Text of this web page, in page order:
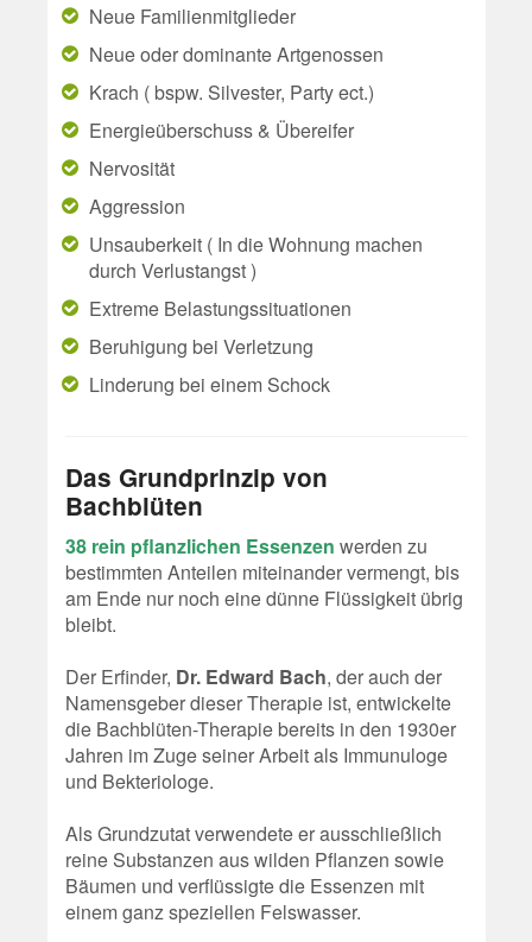
Neue Familienmitglieder
Neue oder dominante Artgenossen
Krach ( bspw. Silvester, Party ect.)
Energieüberschuss & Übereifer
Nervosität
Aggression
Unsauberkeit ( In die Wohnung machen
durch Verlustangst )
Extreme Belastungssituationen
Beruhigung bei Verletzung
Linderung bei einem Schock
Das Grundprinzip von
Bachblüten
38 rein pflanzlichen Essenzen werden zu
bestimmten Anteilen miteinander vermengt, bis
am Ende nur noch eine dünne Flüssigkeit übrig
bleibt.
Der Erfinder, Dr. Edward Bach, der auch der
Namensgeber dieser Therapie ist, entwickelte
die Bachblüten-Therapie bereits in den 1930er
Jahren im Zuge seiner Arbeit als Immunuloge
und Bekteriologe.
Als Grundzutat verwendete er ausschließlich
reine Substanzen aus wilden Pflanzen sowie
Bäumen und verflüssigte die Essenzen mit
einem ganz speziellen Felswasser.